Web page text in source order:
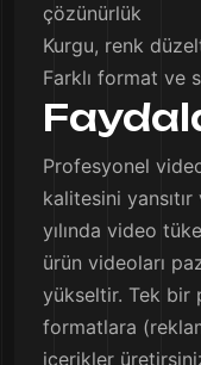
çözünürlük
Kurgu, renk
Farklı format ve
Profesyonel
kalitesini
yılında video
ürün videoları
yükseltir. Tek bir
formatlara
içerikler